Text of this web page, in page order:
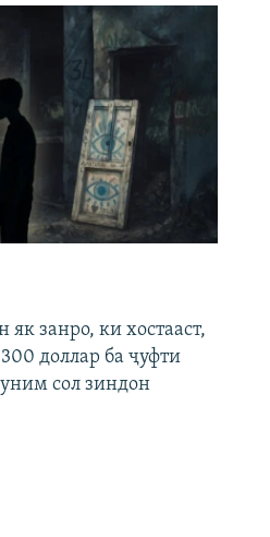
як занро, ки хостааст,
доллар ба ҷуфти
сол зиндон